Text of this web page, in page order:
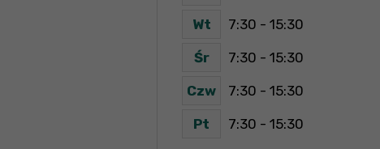
Wt 7:30 - 15:30
Śr 7:30 - 15:30
Czw 7:30 - 15:30
Pt 7:30 - 15:30